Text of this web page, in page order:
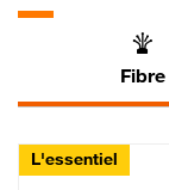
Fibre
L'essentiel